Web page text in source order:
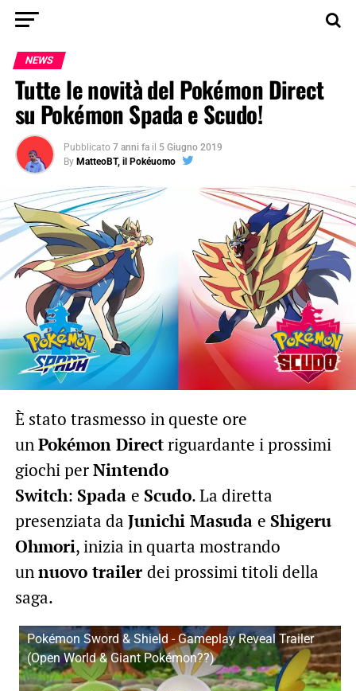
NEWS
Tutte le novità del Pokémon Direct
su Pokémon Spada e Scudo!
Pubblicato 7 anni fa il 5 Giugno 2019
By MatteoBT, il Pokéuomo
È stato trasmesso in queste ore
unPokémon Directriguardante i prossimi
giochi perNintendo
Switch: Spada e Scudo. La diretta
presenziata da Junichi Masuda e Shigeru
Ohmori, inizia in quarta mostrando
unnuovo trailer dei prossimi titoli della
saga.
Pokémon Sword & Shield - Gameplay Reveal Trailer
(Open World & Giant Pokémon??)